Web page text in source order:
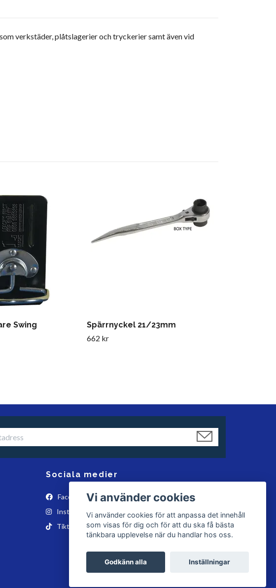
verkstäder, plåtslagerier och tryckerier samt även vid
Swing
Spärrnyckel 21/23mm
662 kr
Sociala medier
Facebook
Instagram
Tiktok
Vi använder cookies
Vi använder cookies för att anpassa det innehåll
som visas för dig och för att du ska få bästa
tänkbara upplevelse när du handlar hos oss.
Godkänn alla Inställningar